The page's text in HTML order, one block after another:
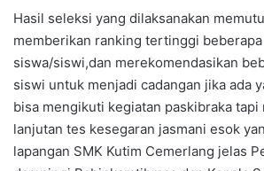
Hasil seleksi yang dilaksanakan
memberikan ranking tertinggi
siswa/siswi,dan merekomendasikan
siswi untuk menjadi cadangan jika ada
bisa mengikuti kegiatan paskibraka tapi
lanjutan tes kesegaran jasmani esok
lapangan SMK Kutim Cemerlang jelas